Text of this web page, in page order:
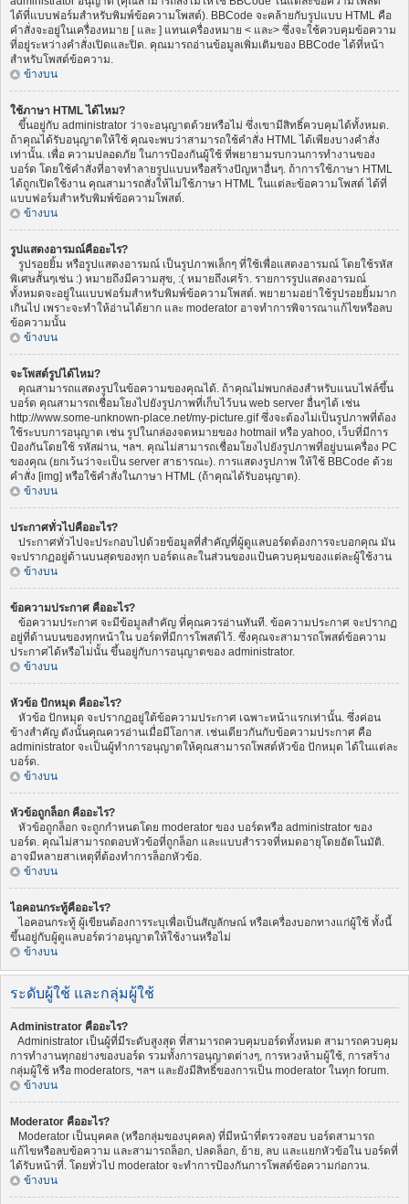
ได้ที่แบบฟอร์มสำหรับพิมพ์ข้อความโพสต์). BBCode จะคล้ายกับรูปแบบ HTML คือ
คำสั่งจะอยู่ในเครื่องหมาย [ และ ] แทนเครื่องหมาย < และ> ซึ่งจะใช้ควบคุมข้อความ
ที่อยู่ระหว่างคำสั่งเปิดและปิด. คุณมารถอ่านข้อมูลเพิ่มเติมของ BBCode ได้ที่หน้า
สำหรับโพสต์ข้อความ.
ข้างบน
ใช้ภาษา HTML ได้ไหม?
ขึ้นอยู่กับ administrator ว่าจะอนุญาตด้วยหรือไม่ ซึ่งเขามีสิทธิ์ควบคุมได้ทั้งหมด.
ถ้าคุณได้รับอนุญาตให้ใช้ คุณจะพบว่าสามารถใช้คำสั่ง HTML ได้เพียงบางคำสั่ง
เท่านั้น. เพื่อ ความปลอดภัย ในการป้องกันผู้ใช้ ที่พยายามรบกวนการทำงานของ
บอร์ด โดยใช้คำสั่งที่อาจทำลายรูปแบบหรือสร้างปัญหาอื่นๆ. ถ้าการใช้ภาษา HTML
ได้ถูกเปิดใช้งาน คุณสามารถสั่งให้ไม่ใช้ภาษา HTML ในแต่ละข้อความโพสต์ ได้ที่
แบบฟอร์มสำหรับพิมพ์ข้อความโพสต์.
ข้างบน
รูปแสดงอารมณ์คืออะไร?
รูปรอยยิ้ม หรือรูปแสดงอารมณ์ เป็นรูปภาพเล็กๆ ที่ใช้เพื่อแสดงอารมณ์ โดยใช้รหัส
พิเศษสั้นๆเช่น :) หมายถึงมีความสุข, :( หมายถึงเศร้า. รายการรูปแสดงอารมณ์
ทั้งหมดจะอยู่ในแบบฟอร์มสำหรับพิมพ์ข้อความโพสต์. พยายามอย่าใช้รูปรอยยิ้มมาก
เกินไป เพราะจะทำให้อ่านได้ยาก และ moderator อาจทำการพิจารณาแก้ไขหรือลบ
ข้อความนั้น
ข้างบน
จะโพสต์รูปได้ไหม?
คุณสามารถแสดงรูปในข้อความของคุณได้. ถ้าคุณไม่พบกล่องสำหรับแนบไฟล์ขึ้น
บอร์ด คุณสามารถเชื่อมโยงไปยังรูปภาพที่เก็บไว้บน web server อื่นๆได้ เช่น
http://www.some-unknown-place.net/my-picture.gif ซึ่งจะต้องไม่เป็นรูปภาพที่ต้อง
ใช้ระบบการอนุญาต เช่น รูปในกล่องจดหมายของ hotmail หรือ yahoo, เว็บที่มีการ
ป้องกันโดยใช้ รหัสผ่าน, ฯลฯ. คุณไม่สามารถเชื่อมโยงไปยังรูปภาพที่อยู่บนเครื่อง PC
ของคุณ (ยกเว้นว่าจะเป็น server สาธารณะ). การแสดงรูปภาพ ให้ใช้ BBCode ด้วย
คำสั่ง [img] หรือใช้คำสั่งในภาษา HTML (ถ้าคุณได้รับอนุญาต).
ข้างบน
ประกาศทั่วไปคืออะไร?
ประกาศทั่วไปจะประกอบไปด้วยข้อมูลที่สำคัญที่ผู้ดูแลบอร์ดต้องการจะบอกคุณ มัน
จะปรากฏอยู่ด้านบนสุดของทุก บอร์ดและในส่วนของแป้นควบคุมของแต่ละผู้ใช้งาน
ข้างบน
ข้อความประกาศ คืออะไร?
ข้อความประกาศ จะมีข้อมูลสำคัญ ที่คุณควรอ่านทันที. ข้อความประกาศ จะปรากฏ
อยู่ที่ด้านบนของทุกหน้าใน บอร์ดที่มีการโพสต์ไว้. ซึ่งคุณจะสามารถโพสต์ข้อความ
ประกาศได้หรือไม่นั้น ขึ้นอยู่กับการอนุญาตของ administrator.
ข้างบน
หัวข้อ ปักหมุด คืออะไร?
หัวข้อ ปักหมุด จะปรากฏอยู่ใต้ข้อความประกาศ เฉพาะหน้าแรกเท่านั้น. ซึ่งค่อน
ข้างสำคัญ ดังนั้นคุณควรอ่านเมื่อมีโอกาส. เช่นเดียวกันกับข้อความประกาศ คือ
administrator จะเป็นผู้ทำการอนุญาตให้คุณสามารถโพสต์หัวข้อ ปักหมุด ได้ในแต่ละ
บอร์ด.
ข้างบน
หัวข้อถูกล็อก คืออะไร?
หัวข้อถูกล็อก จะถูกกำหนดโดย moderator ของ บอร์ดหรือ administrator ของ
บอร์ด. คุณไม่สามารถตอบหัวข้อที่ถูกล็อก และแบบสำรวจที่หมดอายุโดยอัตโนมัติ.
อาจมีหลายสาเหตุที่ต้องทำการล็อกหัวข้อ.
ข้างบน
ไอคอนกระทู้คืออะไร?
ไอคอนกระทู้ ผู้เขียนต้องการระบุเพื่อเป็นสัญลักษณ์ หรือเครื่องบอกทางแก่ผู้ใช้ ทั้งนี้
ขึ้นอยู่กับผู้ดูแลบอร์ดว่าอนุญาตให้ใช้งานหรือไม่
ข้างบน
ระดับผู้ใช้ และกลุ่มผู้ใช้
Administrator คืออะไร?
Administrator เป็นผู้ที่มีระดับสูงสุด ที่สามารถควบคุมบอร์ดทั้งหมด สามารถควบคุม
การทำงานทุกอย่างของบอร์ด รวมทั้งการอนุญาตต่างๆ, การหวงห้ามผู้ใช้, การสร้าง
กลุ่มผู้ใช้ หรือ moderators, ฯลฯ และยังมีสิทธิ์ของการเป็น moderator ในทุก forum.
ข้างบน
Moderator คืออะไร?
Moderator เป็นบุคคล (หรือกลุ่มของบุคคล) ที่มีหน้าที่ตรวจสอบ บอร์ดสามารถ
แก้ไขหรือลบข้อความ และสามารถล็อก, ปลดล็อก, ย้าย, ลบ และแยกหัวข้อใน บอร์ดที่
ได้รับหน้าที่. โดยทั่วไป moderator จะทำการป้องกันการโพสต์ข้อความก่อกวน.
ข้างบน